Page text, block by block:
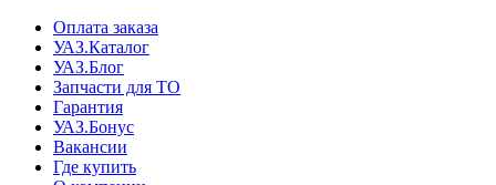
Оплата заказа
УАЗ.Каталог
УАЗ.Блог
Запчасти для ТО
Гарантия
УАЗ.Бонус
Вакансии
Где купить